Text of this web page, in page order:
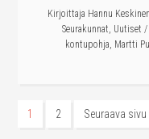
Kirjoittaja Hannu Keskinen
Seurakunnat, Uutiset /
kontupohja, Martti
1 2 Seuraava sivu